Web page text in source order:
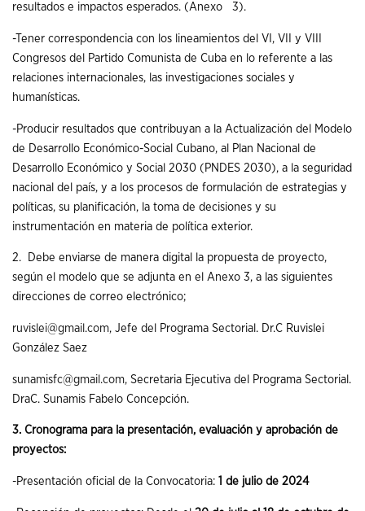
resultados e impactos esperados. (Anexo 3).
-Tener correspondencia con los lineamientos del VI, VII y VIII
Congresos del Partido Comunista de Cuba en lo referente a las
relaciones internacionales, las investigaciones sociales y
humanísticas.
-Producir resultados que contribuyan a la Actualización del Modelo
de Desarrollo Económico-Social Cubano, al Plan Nacional de
Desarrollo Económico y Social 2030 (PNDES 2030), a la seguridad
nacional del país, y a los procesos de formulación de estrategias y
políticas, su planificación, la toma de decisiones y su
instrumentación en materia de política exterior.
2. Debe enviarse de manera digital la propuesta de proyecto,
según el modelo que se adjunta en el Anexo 3, a las siguientes
direcciones de correo electrónico;
ruvislei@gmail.com, Jefe del Programa Sectorial. Dr.C Ruvislei
González Saez
sunamisfc@gmail.com, Secretaria Ejecutiva del Programa Sectorial.
DraC. Sunamis Fabelo Concepción.
3. Cronograma para la presentación, evaluación y aprobación de
proyectos:
-Presentación oficial de la Convocatoria: 1 de julio de 2024